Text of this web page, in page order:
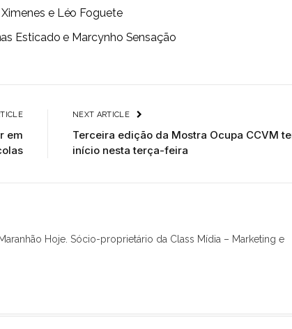
e Léo Foguete
Esticado e Marcynho Sensação
em
NEXT ARTICLE
Terceira edição da Mostra Ocupa CCVM
início nesta terça-feira
Hoje. Sócio-proprietário da Class Mídia – Marketing e